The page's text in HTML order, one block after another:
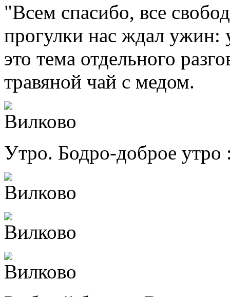
"Всем спасибо, все
прогулки нас ждал
это тема отдельного
травяной чай с медом.
Утро. Бодро-доброе утро